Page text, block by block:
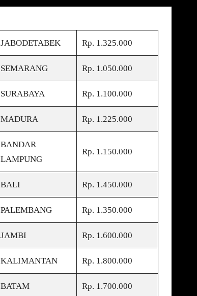
JABODETABEK Rp. 1.325.000
SEMARANG Rp. 1.050.000
SURABAYA Rp. 1.100.000
MADURA Rp. 1.225.000
BANDAR
LAMPUNG
Rp. 1.150.000
BALI Rp. 1.450.000
PALEMBANG Rp. 1.350.000
JAMBI Rp. 1.600.000
KALIMANTAN Rp. 1.800.000
BATAM Rp. 1.700.000